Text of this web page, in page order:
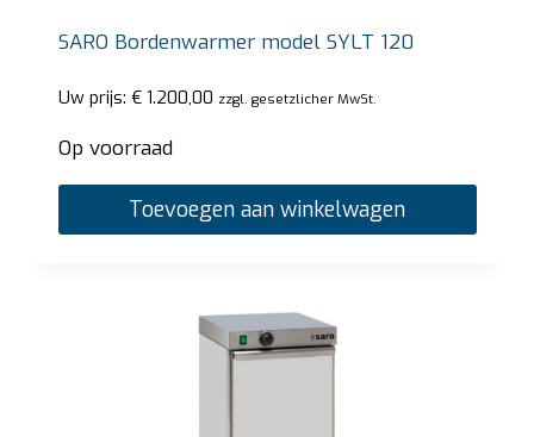
SARO Bordenwarmer model SYLT 120
Uw prijs: €1.200,00 zzgl. gesetzlicher MwSt.
Op voorraad
Toevoegen aan winkelwagen